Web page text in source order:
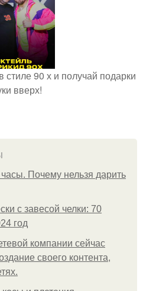
90 х и получай подарки
вверх!
часы. Почему нельзя дарить
с завесой челки: 70
год
компании сейчас
своего контента,